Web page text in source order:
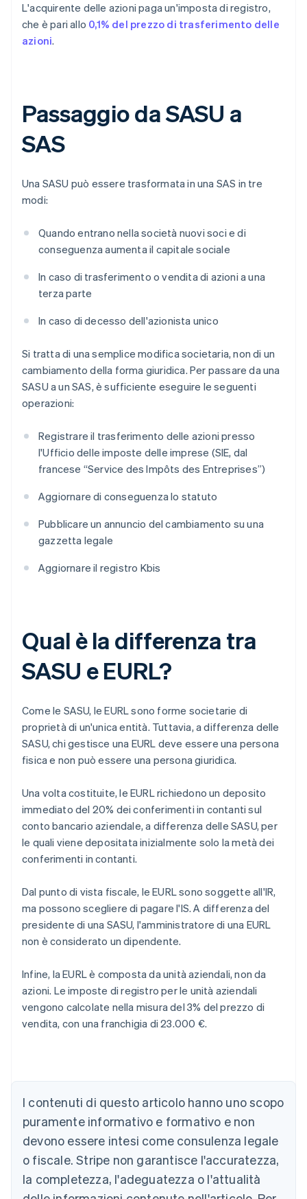
L'acquirente delle azioni paga un'imposta di registro,
che è pari allo 0,1% del prezzo di trasferimento delle
azioni.
Passaggio da SASU a
SAS
Una SASU può essere trasformata in una SAS in tre
modi:
Quando entrano nella società nuovi soci e di
conseguenza aumenta il capitale sociale
In caso di trasferimento o vendita di azioni a una
terza parte
In caso di decesso dell'azionista unico
Si tratta di una semplice modifica societaria, non di un
cambiamento della forma giuridica. Per passare da una
SASU a un SAS, è sufficiente eseguire le seguenti
operazioni:
Registrare il trasferimento delle azioni presso
l'Ufficio delle imposte delle imprese (SIE, dal
francese “Service des Impôts des Entreprises”)
Aggiornare di conseguenza lo statuto
Pubblicare un annuncio del cambiamento su una
gazzetta legale
Aggiornare il registro Kbis
Qual è la differenza tra
SASU e EURL?
Come le SASU, le EURL sono forme societarie di
proprietà di un'unica entità. Tuttavia, a differenza delle
SASU, chi gestisce una EURL deve essere una persona
fisica e non può essere una persona giuridica.
Una volta costituite, le EURL richiedono un deposito
immediato del 20% dei conferimenti in contanti sul
conto bancario aziendale, a differenza delle SASU, per
le quali viene depositata inizialmente solo la metà dei
conferimenti in contanti.
Dal punto di vista fiscale, le EURL sono soggette all'IR,
ma possono scegliere di pagare l'IS. A differenza del
presidente di una SASU, l'amministratore di una EURL
non è considerato un dipendente.
Infine, la EURL è composta da unità aziendali, non da
azioni. Le imposte di registro per le unità aziendali
vengono calcolate nella misura del 3% del prezzo di
vendita, con una franchigia di 23.000 €.
I contenuti di questo articolo hanno uno scopo
puramente informativo e formativo e non
devono essere intesi come consulenza legale
o fiscale. Stripe non garantisce l'accuratezza,
la completezza, l'adeguatezza o l'attualità
Australia
Austria
Deutsch English
Belgio
NederlandsFrançais DeutschEnglish